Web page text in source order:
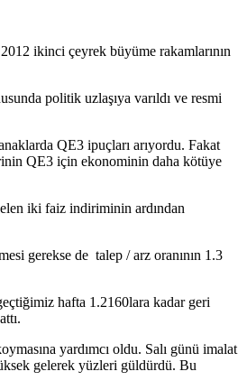
ikinci çeyrek büyüme rakamlarının
politik uzlaşıya varıldı ve resmi
QE3 ipuçları arıyordu. Fakat
QE3 için ekonominin daha kötüye
iki faiz indiriminin ardından
gerekse de talep / arz oranının 1.3
hafta 1.2160lara kadar geri
yardımcı oldu. Salı günü imalat
gelerek yüzleri güldürdü. Bu